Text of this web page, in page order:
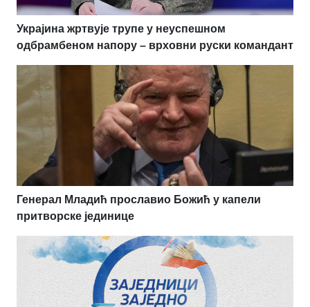
Украјина жртвује трупе у неуспешном
одбрамбеном напору – врховни руски командант
Генерал Младић прославио Божић у капели
притворске јединице